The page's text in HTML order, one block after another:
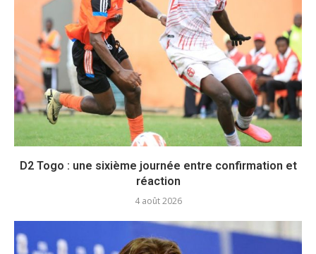
D2 Togo : une sixième journée entre confirmation et
réaction
4 août 2026